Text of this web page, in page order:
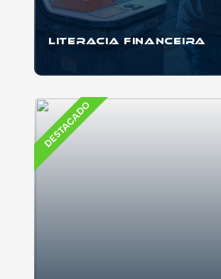
Literacia Financeira
Se já recebeste mesada, fizeste um
presente, e...
DESTACADO